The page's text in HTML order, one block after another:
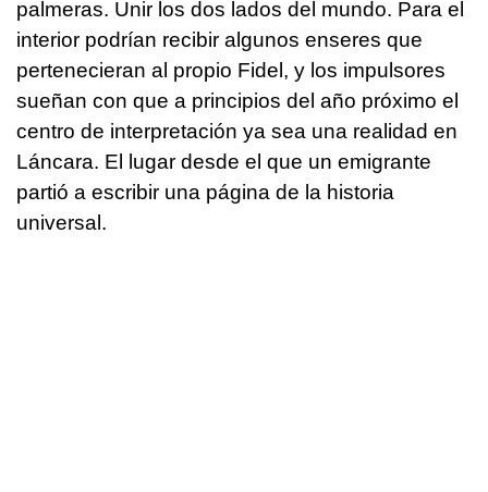
palmeras. Unir los dos lados del mundo. Para el
interior podrían recibir algunos enseres que
pertenecieran al propio Fidel, y los impulsores
sueñan con que a principios del año próximo el
centro de interpretación ya sea una realidad en
Láncara. El lugar desde el que un emigrante
partió a escribir una página de la historia
universal.